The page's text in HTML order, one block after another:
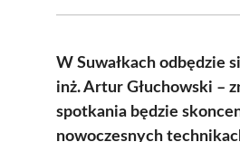
W Suwałkach odbędzie
inż. Artur Głuchowski –
spotkania będzie
nowoczesnych